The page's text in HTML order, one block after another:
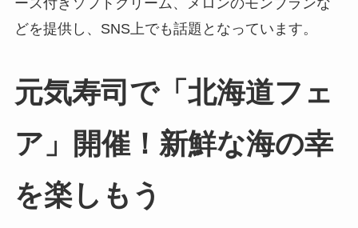
ース付きソフトクリーム、メロンのモンブランな
どを提供し、SNS上でも話題となっています。
元気寿司で「北海道フェ
ア」開催！新鮮な海の幸
を楽しもう